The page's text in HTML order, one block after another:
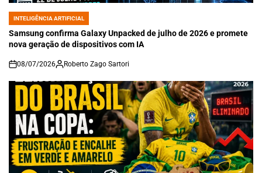
POSTED
IN
INTELIGÊNCIA ARTIFICIAL
Samsung confirma Galaxy Unpacked de julho de 2026 e promete
nova geração de dispositivos com IA
on
08/07/2026 Roberto Zago Sartori